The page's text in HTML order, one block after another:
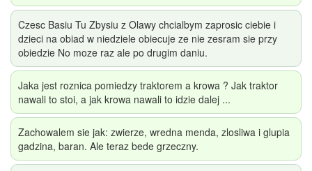
Czesc Basiu Tu Zbysiu z Olawy chcialbym zaprosic ciebie i
dzieci na obiad w niedziele obiecuje ze nie zesram sie przy
obiedzie No moze raz ale po drugim daniu.
Jaka jest roznica pomiedzy traktorem a krowa ? Jak traktor
nawali to stoi, a jak krowa nawali to idzie dalej ...
Zachowalem sie jak: zwierze, wredna menda, zlosliwa i glupia
gadzina, baran. Ale teraz bede grzeczny.